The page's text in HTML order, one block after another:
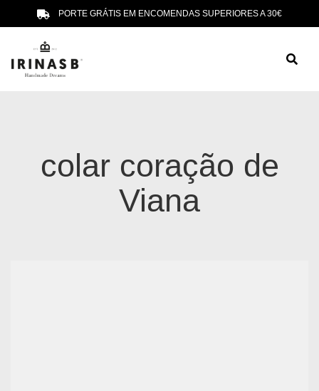
PORTE GRÁTIS EM ENCOMENDAS SUPERIORES A 30€
colar coração de
Viana